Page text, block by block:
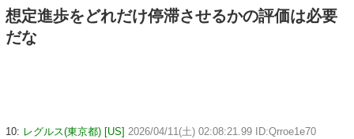
想定進歩をどれだけ停滞させるかの評価は必要
だな
10: レグルス(東京都) [US] 2026/04/11(土) 02:08:21.99 ID:Qrroe1e70